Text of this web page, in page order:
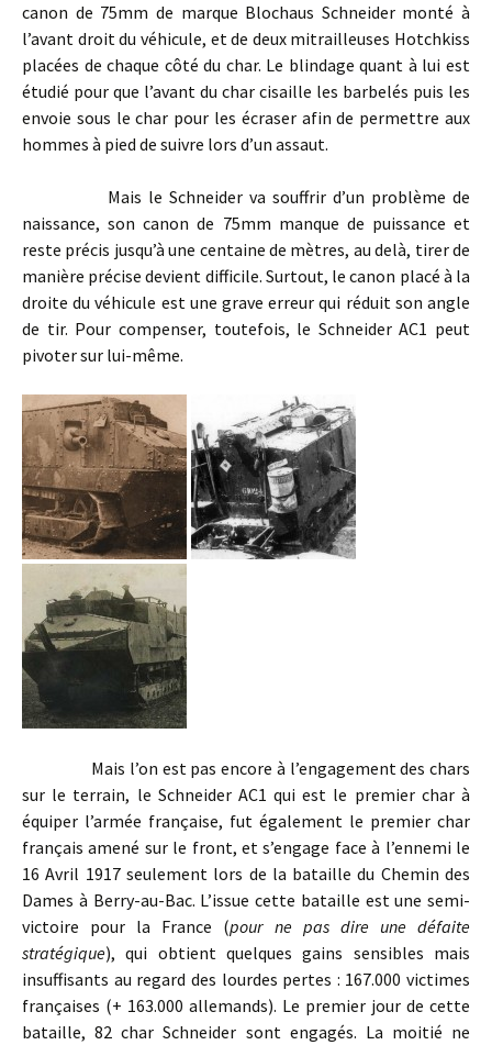
canon de 75mm de marque Blochaus Schneider monté à
l’avant droit du véhicule, et de deux mitrailleuses Hotchkiss
placées de chaque côté du char. Le blindage quant à lui est
étudié pour que l’avant du char cisaille les barbelés puis les
envoie sous le char pour les écraser afin de permettre aux
hommes à pied de suivre lors d’un assaut.
Mais le Schneider va souffrir d’un problème de
naissance, son canon de 75mm manque de puissance et
reste précis jusqu’à une centaine de mètres, au delà, tirer de
manière précise devient difficile. Surtout, le canon placé à la
droite du véhicule est une grave erreur qui réduit son angle
de tir. Pour compenser, toutefois, le Schneider AC1 peut
pivoter sur lui-même.
Mais l’on est pas encore à l’engagement des chars
sur le terrain, le Schneider AC1 qui est le premier char à
équiper l’armée française, fut également le premier char
français amené sur le front, et s’engage face à l’ennemi le
16 Avril 1917 seulement lors de la bataille du Chemin des
Dames à Berry-au-Bac. L’issue cette bataille est une semi-
victoire pour la France (pour ne pas dire une défaite
stratégique), qui obtient quelques gains sensibles mais
insuffisants au regard des lourdes pertes : 167.000 victimes
françaises (+ 163.000 allemands). Le premier jour de cette
bataille, 82 char Schneider sont engagés. La moitié ne